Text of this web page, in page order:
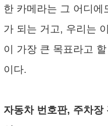
한 카메라는 그 어디에
가 되는 거고, 우리는
이 가장 큰 목표라고
이다.
자동차 번호판, 주차장